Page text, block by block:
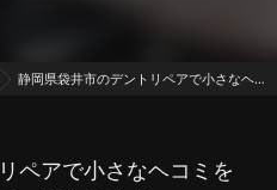
静岡県袋井市のデントリペアで小さなヘコミを安心・短時間で直すための完全ガイド
ペアで小さなヘコミを